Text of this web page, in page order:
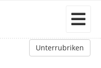
Unterrubriken